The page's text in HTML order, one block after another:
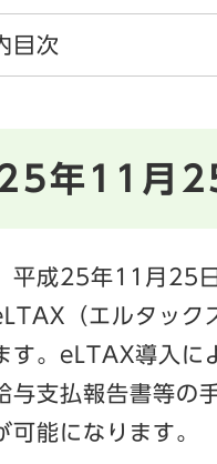
目次
年11月
平成25年11月25
（エルタック
す。eLTAX導入に
与支払報告書等の
可能になります。